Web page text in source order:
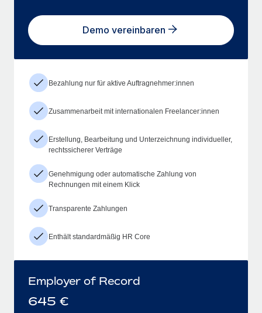
Demo vereinbaren
Bezahlung nur für aktive Auftragnehmer:innen
Zusammenarbeit mit internationalen Freelancer:innen
Erstellung, Bearbeitung und Unterzeichnung individueller,
rechtssicherer Verträge
Genehmigung oder automatische Zahlung von
Rechnungen mit einem Klick
Transparente Zahlungen
Enthält standardmäßig HR Core
Employer of Record
645 €